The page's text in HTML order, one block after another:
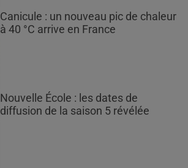
Canicule : un nouveau pic de chaleur
à 40 °C arrive en France
Nouvelle École : les dates de
diffusion de la saison 5 révélée